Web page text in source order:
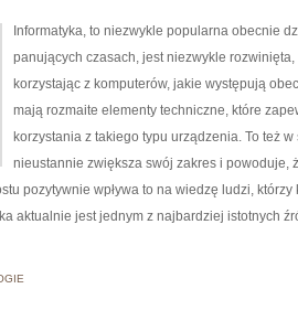
Informatyka, to niezwykle popularna obecnie
panujących czasach, jest niezwykle
korzystając z komputerów, jakie występują
mają rozmaite elementy techniczne, które
korzystania z takiego typu urządzenia. To też
nieustannie zwiększa swój zakres i powoduje,
pozytywnie wpływa to na wiedzę ludzi,
aktualnie jest jednym z najbardziej istotnych